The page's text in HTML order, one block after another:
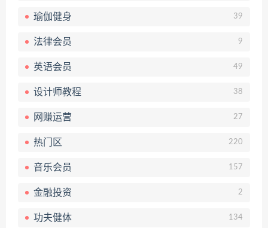
瑜伽健身 39
法律会员 9
英语会员 49
设计师教程 38
网赚运营 27
热门区 220
音乐会员 157
金融投资 2
功夫健体 134